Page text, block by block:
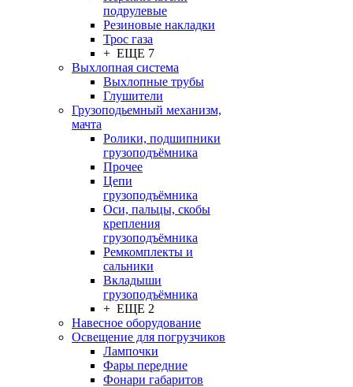
подрулевые
Резиновые накладки
Трос газа
+ ЕЩЕ 7
Выхлопная система
Выхлопные трубы
Глушители
Грузоподьемный механизм,
мачта
Ролики, подшипники
грузоподъёмника
Прочее
Цепи
грузоподъёмника
Оси, пальцы, скобы
крепления
грузоподъёмника
Ремкомплекты и
сальники
Вкладыши
грузоподъёмника
+ ЕЩЕ 2
Навесное оборудование
Освещение для погрузчиков
Лампочки
Фары передние
Фонари габаритов